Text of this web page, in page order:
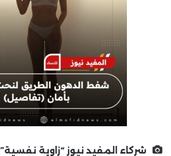
شركاء المفيد نيوز “زاوية نفسية”